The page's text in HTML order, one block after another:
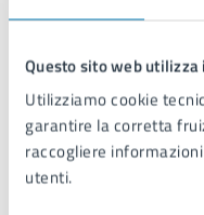
Questo sito web utilizza
Utilizziamo cookie
garantire la corretta
raccogliere
utenti.
Le aree